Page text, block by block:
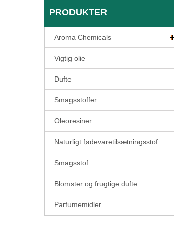
PRODUKTER
Aroma Chemicals
Vigtig olie
Dufte
Smagsstoffer
Oleoresiner
Naturligt fødevaretilsætningsstof
Smagsstof
Blomster og frugtige dufte
Parfumemidler